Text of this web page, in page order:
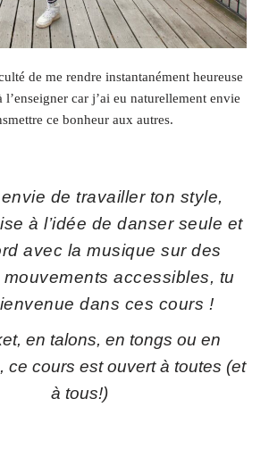
de me rendre instantanément heureuse
l’enseigner car j’ai eu naturellement envie
ce bonheur aux autres.
de travailler ton style,
à l’idée de danser seule et
avec la musique sur des
accessibles, tu
dans ces cours !
en talons, en tongs ou en
ce cours est ouvert à toutes (et
à tous!)